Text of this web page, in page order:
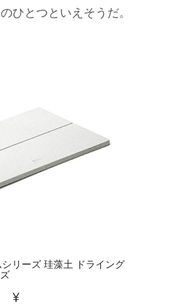
ひとつといえそうだ。
リーズ 珪藻土 ドライング
¥